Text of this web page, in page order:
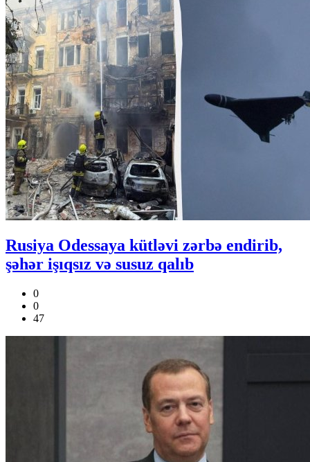
Rusiya Odessaya kütləvi zərbə endirib,
şəhər işıqsız və susuz qalıb
0
0
47